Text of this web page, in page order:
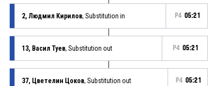
2, Людмил Кирилов, Substitution in P4 05:21
13, Васил Туев, Substitution out P4 05:21
37, Цветелин Цоков, Substitution out P4 05:21